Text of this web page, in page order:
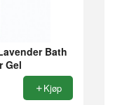
Bath
Gel
Kjøp